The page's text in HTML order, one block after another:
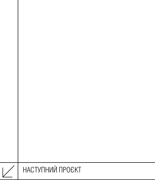
НАСТУПНИЙ ПРОЄКТ